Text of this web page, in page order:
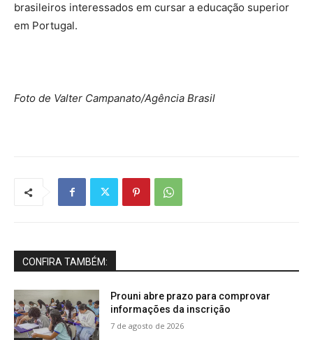
brasileiros interessados em cursar a educação superior
em Portugal.
Foto de Valter Campanato/Agência Brasil
CONFIRA TAMBÉM:
Prouni abre prazo para comprovar
informações da inscrição
7 de agosto de 2026